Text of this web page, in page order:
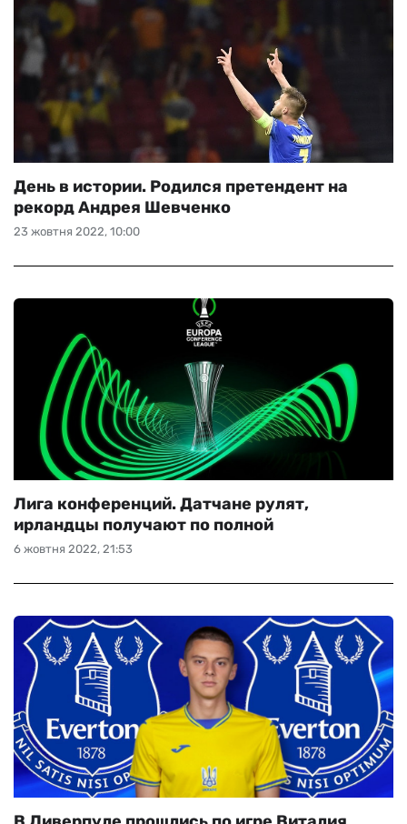
23 жовтня 2022, 10:00
День в истории. Родился претендент на
рекорд Андрея Шевченко
6 жовтня 2022, 21:53
Лига конференций. Датчане рулят,
ирландцы получают по полной